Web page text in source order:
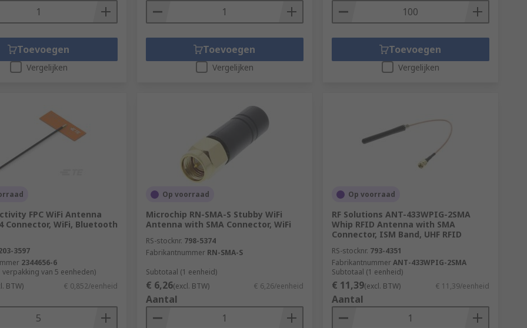
Toevoegen
Vergelijken
Toevoegen
Vergelijken
Toevoegen
Vergelijken
FPC WiFi Antenna
Connector, WiFi, Bluetooth
3597
2344656-6
verpakking van 5 eenheden)
BTW) € 0,852/eenheid
Op voorraad
Microchip RN-SMA-S Stubby WiFi
Antenna with SMA Connector, WiFi
RS-stocknr. 798-5374
Fabrikantnummer RN-SMA-S
Subtotaal (1 eenheid)
€ 6,26(excl. BTW) € 6,26/eenheid
Aantal
Op voorraad
RF Solutions ANT-433WPIG-2SMA
Whip RFID Antenna with SMA
Connector, ISM Band, UHF RFID
RS-stocknr. 793-4351
FabrikantnummerANT-433WPIG-2SMA
Subtotaal (1 eenheid)
€ 11,39(excl. BTW) € 11,39/eenheid
Aantal